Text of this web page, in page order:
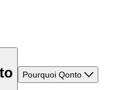
Pourquoi Qonto